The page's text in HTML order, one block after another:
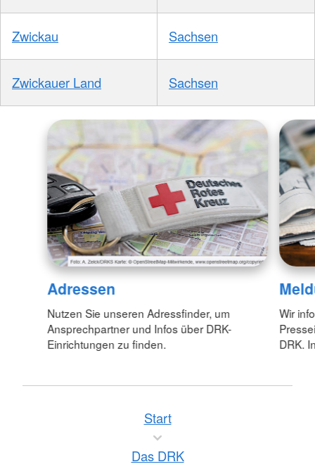
Zwickau Sachsen
Zwickauer Land Sachsen
Adressen
Nutzen Sie unseren Adressfinder, um
Ansprechpartner und Infos über DRK-
Einrichtungen zu finden.
Wir
DRK.
Start
Das DRK